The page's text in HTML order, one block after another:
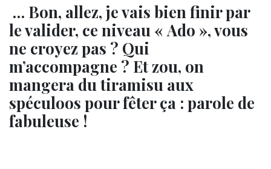
… Bon, allez, je vais bien finir par
le valider, ce niveau « Ado », vous
ne croyez pas ? Qui
m’accompagne ? Et zou, on
mangera du tiramisu aux
spéculoos pour fêter ça : parole de
fabuleuse !